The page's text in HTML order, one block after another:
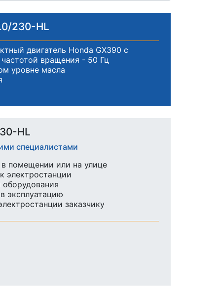
230-HL
двигатель Honda GX390 с
вращения - 50 Гц
уровне масла
HL
специалистами
помещении или на улице
электростанции
эксплуатацию
заказчику